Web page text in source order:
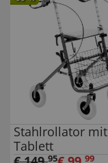
Stahlrollator mit
Tablett
95 99